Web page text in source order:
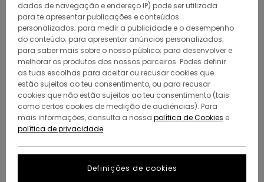
dados de navegação e endereço IP) pode ser utilizada
para te apresentar publicações e conteúdos
personalizados; para medir a publicidade e o desempenho
do conteúdo; para apresentar anúncios personalizados;
para saber mais sobre o nosso público; para desenvolver e
melhorar os produtos dos nossos parceiros. Podes definir
as tuas escolhas para aceitar ou recusar cookies que
estão sujeitos ao teu consentimento, ou para recusar
cookies que não estão sujeitos ao teu consentimento (tais
como certos cookies de medição de audiências). Para
mais informações, consulta a nossa política de Cookies e
política de privacidade
Definições de cookies